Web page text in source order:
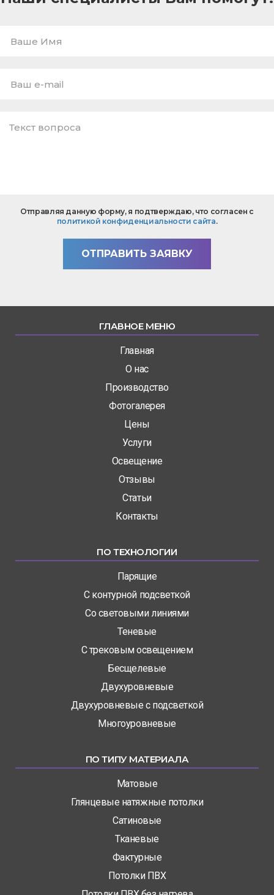
Имя
mail
вопроса
Отправляя данную форму, я подтверждаю, что согласен с
политикой конфиденциальности сайта.
ОТПРАВИТЬ ЗАЯВКУ
ГЛАВНОЕ МЕНЮ
Главная
О нас
Производство
Фотогалерея
Цены
Услуги
Освещение
Отзывы
Статьи
Контакты
ПО ТЕХНОЛОГИИ
Парящие
С контурной подсветкой
Со световыми линиями
Теневые
С трековым освещением
Бесщелевые
Двухуровневые
Двухуровневые с подсветкой
Многоуровневые
ПО ТИПУ МАТЕРИАЛА
Матовые
Глянцевые натяжные потолки
Сатиновые
Тканевые
Фактурные
Потолки ПВХ